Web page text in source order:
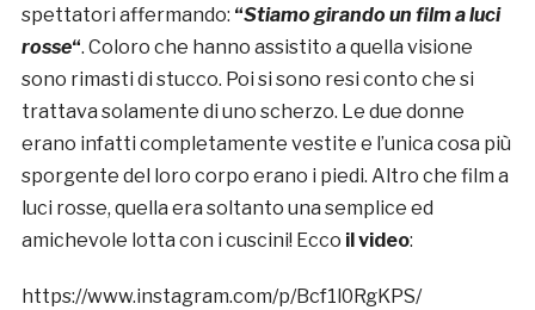
spettatori affermando: “Stiamo girando un film a luci
rosse“. Coloro che hanno assistito a quella visione
sono rimasti di stucco. Poi si sono resi conto che si
trattava solamente di uno scherzo. Le due donne
erano infatti completamente vestite e l’unica cosa più
sporgente del loro corpo erano i piedi. Altro che film a
luci rosse, quella era soltanto una semplice ed
amichevole lotta con i cuscini! Ecco il video:
https://www.instagram.com/p/Bcf1l0RgKPS/